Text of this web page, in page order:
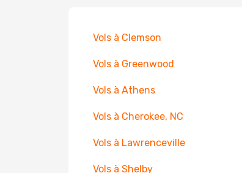
Vols à Clemson
Vols à Greenwood
Vols à Athens
Vols à Cherokee, NC
Vols à Lawrenceville
Vols à Shelby